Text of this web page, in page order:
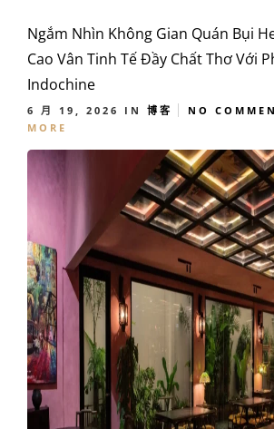
Ngắm Nhìn Không Gian Quán Bụi
Cao Vân Tinh Tế Đầy Chất Thơ Với
Indochine
6 月 19, 2026 IN 博客 NO
MORE